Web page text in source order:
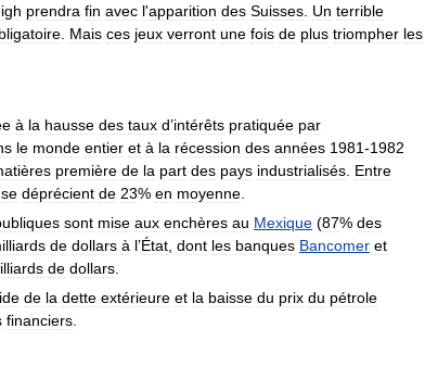
prendra fin avec l'apparition des Suisses Un terrible
Mais ces jeux verront une fois de plus triompher les
à la hausse des taux d’intérêts pratiquée par
le monde entier et à la récession des années 1981-1982
première de la part des pays industrialisés Entre
se déprécient de 23% en moyenne
sont mise aux enchères au Mexique (87% des
de dollars à l’État dont les banques Bancomer et
de dollars
de la dette extérieure et la baisse du prix du pétrole
financiers